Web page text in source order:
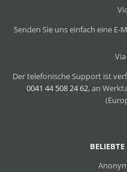
Senden Sie uns einfach eine E-
Der telefonische Support ist
0041 44 508 24 62, an